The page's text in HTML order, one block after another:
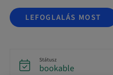
LEFOGLALÁS MOST
Státusz
bookable